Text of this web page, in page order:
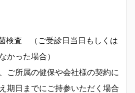
検査 （ご受診日当日もしくは
かった場合）
ご所属の健保や会社様の契約に
期日までにご持参いただく場合